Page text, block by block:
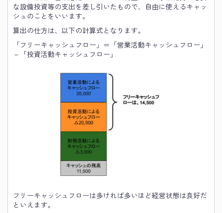
な設備投資等の支出を差し引いたもので、自由に使えるキャッ
シュのことをいいます。
算出の仕方は、以下の計算式となります。
「フリーキャッシュフロー」＝「営業活動キャッシュフロー」
－「投資活動キャッシュフロー」
フリーキャッシュフローは多ければ多いほど経営状態は良好だ
といえます。